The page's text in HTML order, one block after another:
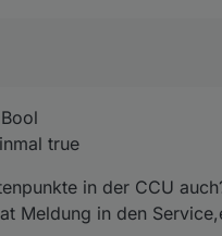
true
in der CCU
Meldung in den